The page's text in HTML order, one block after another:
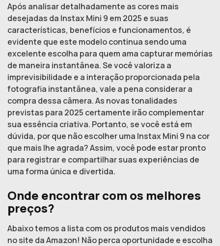
Após analisar detalhadamente as cores mais
desejadas da Instax Mini 9 em 2025 e suas
características, benefícios e funcionamentos, é
evidente que este modelo continua sendo uma
excelente escolha para quem ama capturar memórias
de maneira instantânea. Se você valoriza a
imprevisibilidade e a interação proporcionada pela
fotografia instantânea, vale a pena considerar a
compra dessa câmera. As novas tonalidades
previstas para 2025 certamente irão complementar
sua essência criativa. Portanto, se você está em
dúvida, por que não escolher uma Instax Mini 9 na cor
que mais lhe agrada? Assim, você pode estar pronto
para registrar e compartilhar suas experiências de
uma forma única e divertida.
Onde encontrar com os melhores
preços?
Abaixo temos a lista com os produtos mais vendidos
no site da Amazon! Não perca oportunidade e escolha